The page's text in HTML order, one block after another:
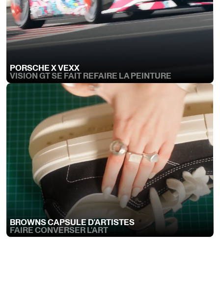
PORSCHE X VEXX
VISION GT SE FAIT REFAIRE LA PEINTURE
BROWNS CAPSULE D'ARTISTES
FAIRE CONVERSER L'ART